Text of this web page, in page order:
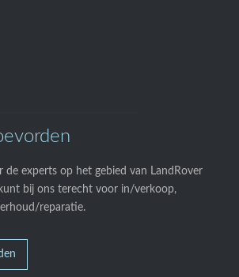
de experts op het gebied van LandRover
bij ons terecht voor in/verkoop,
reparatie.